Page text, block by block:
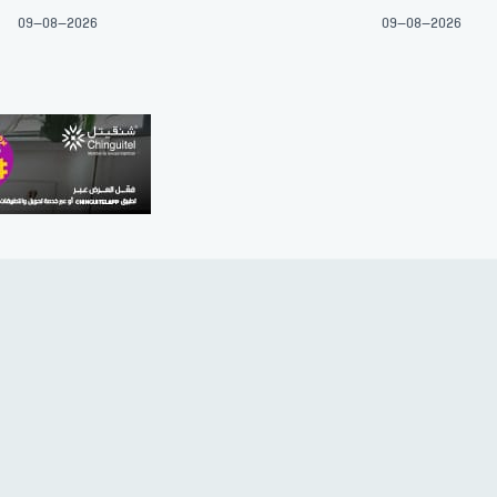
09-08-2026
09-08-2026